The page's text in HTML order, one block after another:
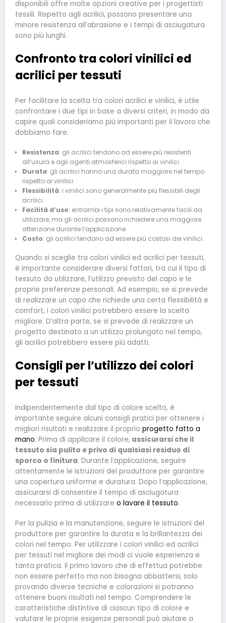
disponibili offre molte opzioni creative per i progettisti
tessili. Rispetto agli acrilici, possono presentare una
minore resistenza all’abrasione e i tempi di asciugatura
sono più lunghi.
Confronto tra colori vinilici ed
acrilici per tessuti
Per facilitare la scelta tra colori acrilici e vinilici, è utile
confrontare i due tipi in base a diversi criteri, in modo da
capire quali consideriamo più importanti per il lavoro che
dobbiamo fare.
Resistenza: gli acrilici tendono ad essere più resistenti
all’usura e agli agenti atmosferici rispetto ai vinilici.
Durata: gli acrilici hanno una durata maggiore nel tempo
rispetto ai vinilici.
Flessibilità: i vinilici sono generalmente più flessibili degli
acrilici.
Facilità d’uso: entrambi i tipi sono relativamente facili da
utilizzare, ma gli acrilici possono richiedere una maggiore
attenzione durante l’applicazione.
Costo: gli acrilici tendono ad essere più costosi dei vinilici.
Quando si sceglie tra colori vinilici ed acrilici per tessuti,
è importante considerare diversi fattori, tra cui il tipo di
tessuto da utilizzare, l’utilizzo previsto del capo e le
proprie preferenze personali. Ad esempio, se si prevede
di realizzare un capo che richiede una certa flessibilità e
comfort, i colori vinilici potrebbero essere la scelta
migliore. D’altra parte, se si prevede di realizzare un
progetto destinato a un utilizzo prolungato nel tempo,
gli acrilici potrebbero essere più adatti.
Consigli per l’utilizzo dei colori
per tessuti
Indipendentemente dal tipo di colore scelto, è
importante seguire alcuni consigli pratici per ottenere i
migliori risultati e realizzare il proprio progetto fatto a
mano. Prima di applicare il colore, assicurarsi che il
tessuto sia pulito e privo di qualsiasi residuo di
sporco o finitura. Durante l’applicazione, seguire
attentamente le istruzioni del produttore per garantire
una copertura uniforme e duratura. Dopo l’applicazione,
assicurarsi di consentire il tempo di asciugatura
necessario prima di utilizzare o lavare il tessuto.
Per la pulizia e la manutenzione, seguire le istruzioni del
produttore per garantire la durata e la brillantezza dei
colori nel tempo. Per utilizzare i colori vinilici ed acrilici
per tessuti nel migliore dei modi ci vuole esperienza e
tanta pratica. Il primo lavoro che di effettua potrebbe
non essere perfetto ma non bisogna abbattersi, solo
provando diverse tecniche e colorazioni si potranno
ottenere buoni risultati nel tempo. Comprendere le
caratteristiche distintive di ciascun tipo di colore e
valutare le proprie esigenze personali può aiutare a